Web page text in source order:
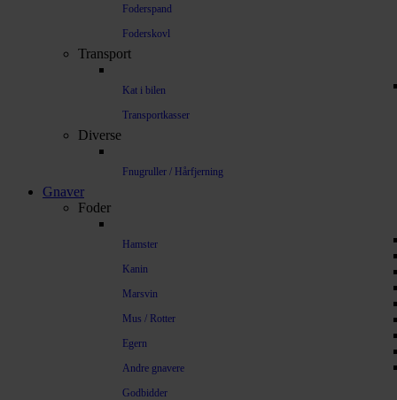
Foderspand
Foderskovl
Transport
Kat i bilen
Transportkasser
Diverse
Fnugruller / Hårfjerning
Gnaver
Foder
Hamster
Kanin
Marsvin
Mus / Rotter
Egern
Andre gnavere
Godbidder